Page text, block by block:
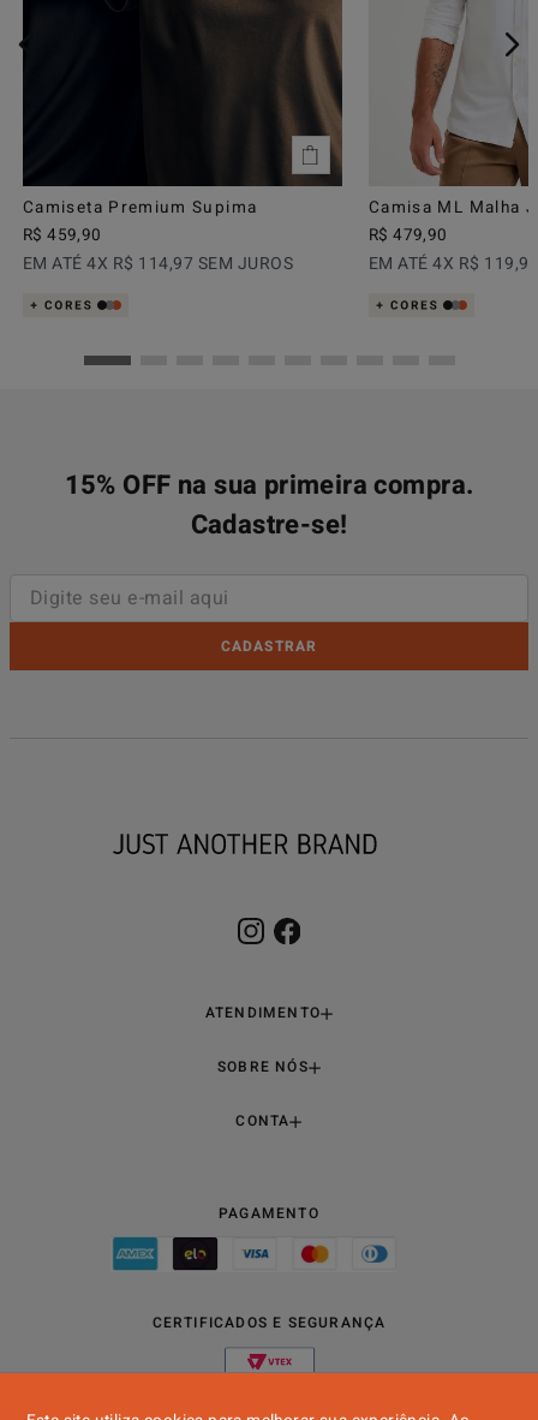
Camiseta Premium Supima
R$ 459,90
EM ATÉ4X R$ 114,97 SEM JUROS
Camisa ML Malha
R$ 479,90
EM ATÉ4X R$ 119,
15% OFF na sua primeira compra.
Cadastre-se!
CADASTRAR
ATENDIMENTO
SOBRE NÓS
CONTA
PAGAMENTO
CERTIFICADOS E SEGURANÇA